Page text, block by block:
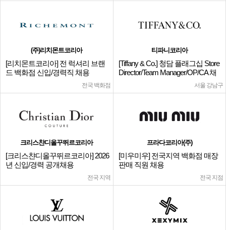
(주)리치몬트코리아
[리치몬트코리아] 전 럭셔리 브랜
드 백화점 신입/경력직 채용
전국 백화점
티파니코리아
[Tiffany & Co.] 청담 플래그십 Store
Director/Team Manager/OP/CA 채
서울 강남구
크리스챤디올꾸뛰르코리아
[크리스챤디올꾸뛰르코리아] 2026
년 신입/경력 공개채용
전국 지역
프라다코리아(주)
[미우미우] 전국지역 백화점 매장
판매 직원 채용
전국 지점